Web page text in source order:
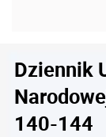
Dziennik
140-144